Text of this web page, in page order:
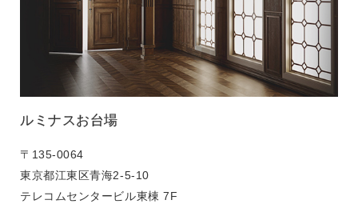
ルミナスお台場
〒135-0064
東京都江東区青海2-5-10
テレコムセンタービル東棟 7F